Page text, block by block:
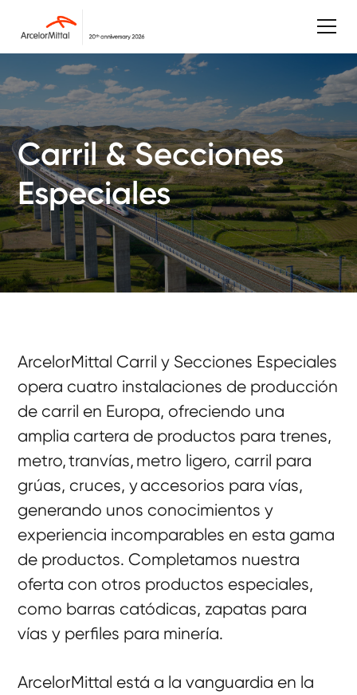
Carril & Secciones
Especiales
ArcelorMittal Carril y Secciones Especiales
opera cuatro instalaciones de producción
de carril en Europa, ofreciendo una
amplia cartera de productos para trenes,
metro, tranvías, metro ligero, carril para
grúas, cruces, y accesorios para vías,
generando unos conocimientos y
experiencia incomparables en esta gama
de productos. Completamos nuestra
oferta con otros productos especiales,
como barras catódicas, zapatas para
vías y perfiles para minería.
ArcelorMittal está a la vanguardia en la